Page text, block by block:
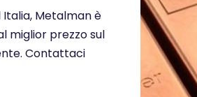
Metalman è
miglior prezzo sul
Contattaci